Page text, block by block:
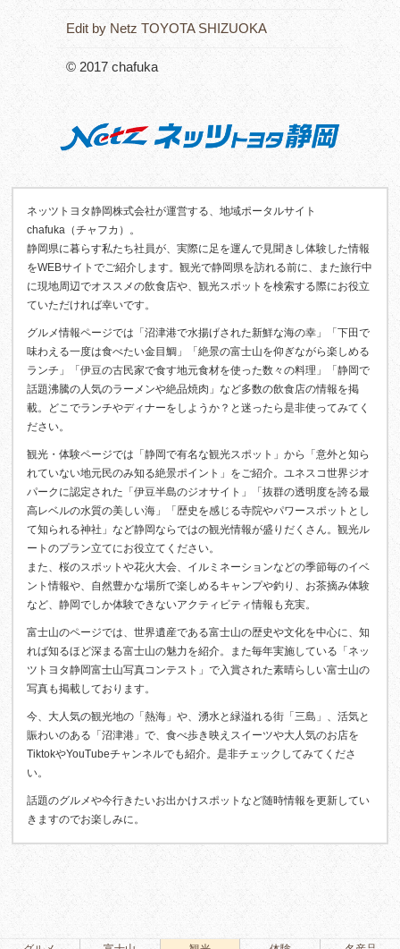
Edit by Netz TOYOTA SHIZUOKA
© 2017 chafuka
ネッツトヨタ静岡株式会社が運営する、地域ポータルサイト
chafuka（チャフカ）。
静岡県に暮らす私たち社員が、実際に足を運んで見聞きし体験した情報
をWEBサイトでご紹介します。観光で静岡県を訪れる前に、また旅行中
に現地周辺でオススメの飲食店や、観光スポットを検索する際にお役立
ていただければ幸いです。
グルメ情報ページでは「沼津港で水揚げされた新鮮な海の幸」「下田で
味わえる一度は食べたい金目鯛」「絶景の富士山を仰ぎながら楽しめる
ランチ」「伊豆の古民家で食す地元食材を使った数々の料理」「静岡で
話題沸騰の人気のラーメンや絶品焼肉」など多数の飲食店の情報を掲
載。どこでランチやディナーをしようか？と迷ったら是非使ってみてく
ださい。
観光・体験ページでは「静岡で有名な観光スポット」から「意外と知ら
れていない地元民のみ知る絶景ポイント」をご紹介。ユネスコ世界ジオ
パークに認定された「伊豆半島のジオサイト」「抜群の透明度を誇る最
高レベルの水質の美しい海」「歴史を感じる寺院やパワースポットとし
て知られる神社」など静岡ならではの観光情報が盛りだくさん。観光ル
ートのプラン立てにお役立てください。
また、桜のスポットや花火大会、イルミネーションなどの季節毎のイベ
ント情報や、自然豊かな場所で楽しめるキャンプや釣り、お茶摘み体験
など、静岡でしか体験できないアクティビティ情報も充実。
富士山のページでは、世界遺産である富士山の歴史や文化を中心に、知
れば知るほど深まる富士山の魅力を紹介。また毎年実施している「ネッ
ツトヨタ静岡富士山写真コンテスト」で入賞された素晴らしい富士山の
写真も掲載しております。
今、大人気の観光地の「熱海」や、湧水と緑溢れる街「三島」、活気と
賑わいのある「沼津港」で、食べ歩き映えスイーツや大人気のお店を
TiktokやYouTubeチャンネルでも紹介。是非チェックしてみてくださ
い。
話題のグルメや今行きたいお出かけスポットなど随時情報を更新してい
きますのでお楽しみに。